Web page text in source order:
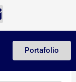
Portafolio